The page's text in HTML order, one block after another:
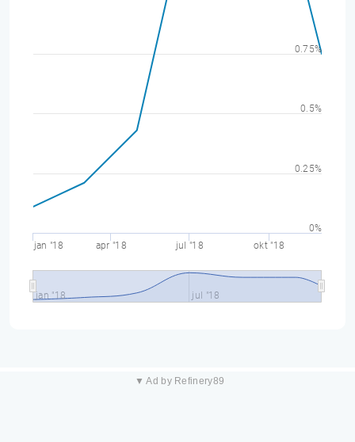
jan "18 apr "18 jul "18 okt "18
jan "18 jul "18
0%
0.25%
0.5%
0.75%
▼ Ad by Refinery89